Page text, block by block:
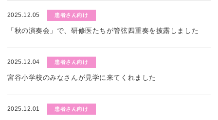
2025.12.05 患者さん向け
「秋の演奏会」で、研修医たちが管弦四重奏を披露しました
2025.12.04 患者さん向け
宮谷小学校のみなさんが見学に来てくれました
2025.12.01 患者さん向け